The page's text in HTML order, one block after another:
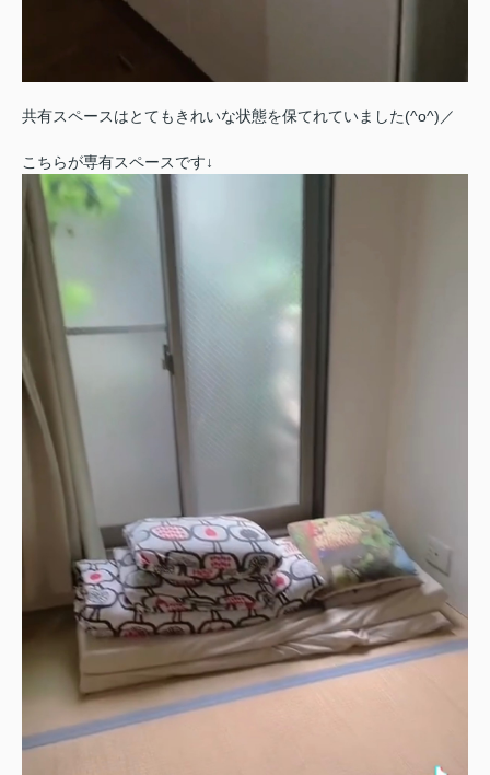
共有スペースはとてもきれいな状態を保てれていました(^o^)／
こちらが専有スペースです↓